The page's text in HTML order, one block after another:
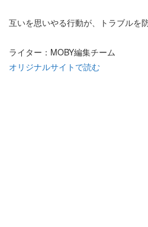
互いを思いやる行動が、トラブルを
ライター：MOBY編集チーム
オリジナルサイトで読む